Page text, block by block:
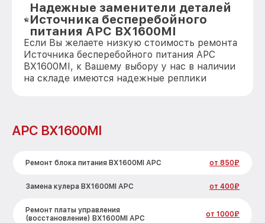
Надежные заменители деталей
Источника бесперебойного
питания APC BX1600MI
Если Вы желаете низкую стоимость ремонта
Источника бесперебойного питания APC
BX1600MI, к Вашему выбору у нас в наличии
на складе имеются надежные реплики
APC BX1600MI
Ремонт блока питания BX1600MI APC от 850₽
Замена кулера BX1600MI APC от 400₽
Ремонт платы управления
(восстановление) BX1600MI APC
от 1000₽